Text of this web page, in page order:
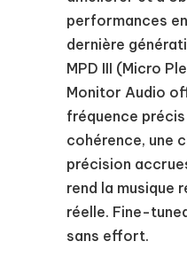
performances
dernière
MPD III (Micro
Monitor Audio
fréquence
cohérence, une
précision
rend la musique
réelle. Fine-
sans effort.